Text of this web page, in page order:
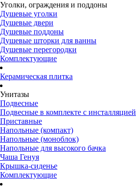
Уголки, ограждения и поддоны
Душевые уголки
Душевые двери
Душевые поддоны
Душевые шторки для ванны
Душевые перегородки
Комплектующие
Керамическая плитка
Унитазы
Подвесные
Подвесные в комплекте с инсталляцией
Приставные
Напольные (компакт)
Напольные (моноблок)
Напольные для высокого бачка
Чаша Генуя
Крышка-сиденье
Комплектующие